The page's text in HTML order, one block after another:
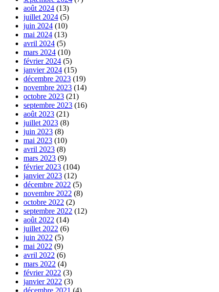
août 2024 (13)
juillet 2024 (5)
juin 2024 (10)
mai 2024 (13)
avril 2024 (5)
mars 2024 (10)
février 2024 (5)
janvier 2024 (15)
décembre 2023 (19)
novembre 2023 (14)
octobre 2023 (21)
septembre 2023 (16)
août 2023 (21)
juillet 2023 (8)
juin 2023 (8)
mai 2023 (10)
avril 2023 (8)
mars 2023 (9)
février 2023 (104)
janvier 2023 (12)
décembre 2022 (5)
novembre 2022 (8)
octobre 2022 (2)
septembre 2022 (12)
août 2022 (14)
juillet 2022 (6)
juin 2022 (5)
mai 2022 (9)
avril 2022 (6)
mars 2022 (4)
février 2022 (3)
janvier 2022 (3)
décembre 2021 (4)